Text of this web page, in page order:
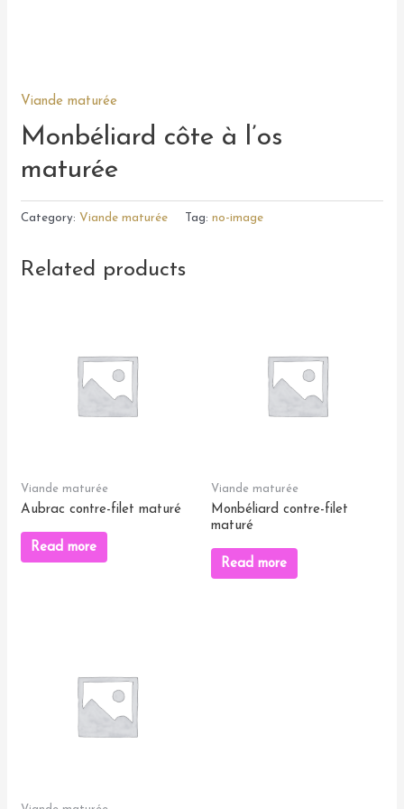
Viande maturée
Monbéliard côte à l’os
maturée
Category: Viande maturée Tag:no-image
Related products
Viande maturée
Aubrac contre-filet maturé
Read more
Viande maturée
Monbéliard contre-filet
maturé
Read more